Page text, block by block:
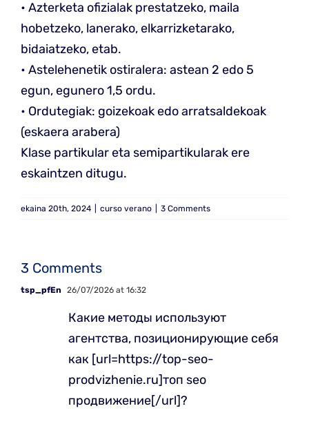
• Azterketa ofizialak prestatzeko, maila
hobetzeko, lanerako, elkarrizketarako,
bidaiatzeko, etab.
• Astelehenetik ostiralera: astean 2 edo 5
egun, egunero 1,5 ordu.
• Ordutegiak: goizekoak edo arratsaldekoak
(eskaera arabera)
Klase partikular eta semipartikularak ere
eskaintzen ditugu.
ekaina 20th, 2024 curso verano 3 Comments
3 Comments
tsp_pfEn 26/07/2026 at 16:32
Какие методы используют
агентства, позиционирующие себя
как [url=https://top-seo-
prodvizhenie.ru]топ seo
продвижение[/url]?